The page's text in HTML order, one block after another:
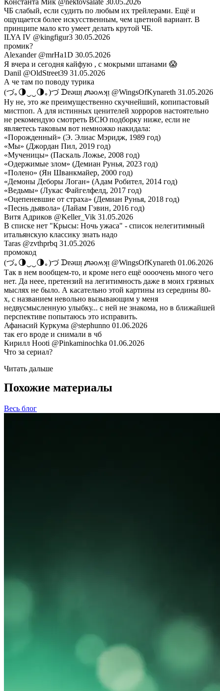
Константа Мик @nektovsalate 30.05.2026
ЧБ слабый, если судить по любым их трейлерами. Ещё и
ощущается более искусственным, чем цветной вариант. В
принципе мало кто умеет делать крутой ЧБ.
ILYA IV @kingfigur3 30.05.2026
промик?
Alexander @mrHa1D 30.05.2026
Я вчера и сегодня кайфую , с мокрыми штанами 😱
Danil @OldStreet39 31.05.2026
А че там по поводу турика
(づ｡🌗‿‿🌗｡)づ ᗪɐǝɯᴉ ᘻǝoʍʞᴉ @WingsOfKynareth 31.05.2026
Ну не, это же преимущественно скучнейший, копипастовый
мистпоп. А для истинных ценителей хорроров настоятельно
не рекомендую смотреть ВСЮ подборку ниже, если не
являетесь таковым вот немножко накидала:
«Порожденный» (Э. Элиас Мэридж, 1989 год)
«Мы» (Джордан Пил, 2019 год)
«Мученицы» (Паскаль Ложье, 2008 год)
«Одержимые злом» (Демиан Рунья, 2023 год)
«Полено» (Ян Шванкмайер, 2000 год)
«Демоны Деборы Логан» (Адам Робител, 2014 год)
«Ведьмы» (Лукас Файгелфелд, 2017 год)
«Оцепеневшие от страха» (Демиан Рунья, 2018 год)
«Песнь дьявола» (Лайам Гэвин, 2016 год)
Витя Адриков @Keller_Vik 31.05.2026
В списке нет "Крысы: Ночь ужаса" - список нелегитимный
итальянскую классику знать надо
Taras @zvthprbq 31.05.2026
промокод
(づ｡🌗‿‿🌗｡)づ ᗪɐǝɯᴉ ᘻǝoʍʞᴉ @WingsOfKynareth 01.06.2026
Так в нем вообщем-то, и кроме него ещё оооочень много чего
нет. Да неее, претензий на легитимность даже в моих грязных
мыслях не было. А касательно этой картины из середины 80-
х, с названием невольно вызывающим у меня
недвусмысленную улыбку... с ней не знакома, но в ближайшей
перспективе попытаюсь это исправить.
Афанасий Куркума @stephunno 01.06.2026
так его вроде и снимали в чб
Кирилл Hooti @Pinkaminochka 01.06.2026
Что за сериал?
Читать дальше
Похожие материалы
Весь блог